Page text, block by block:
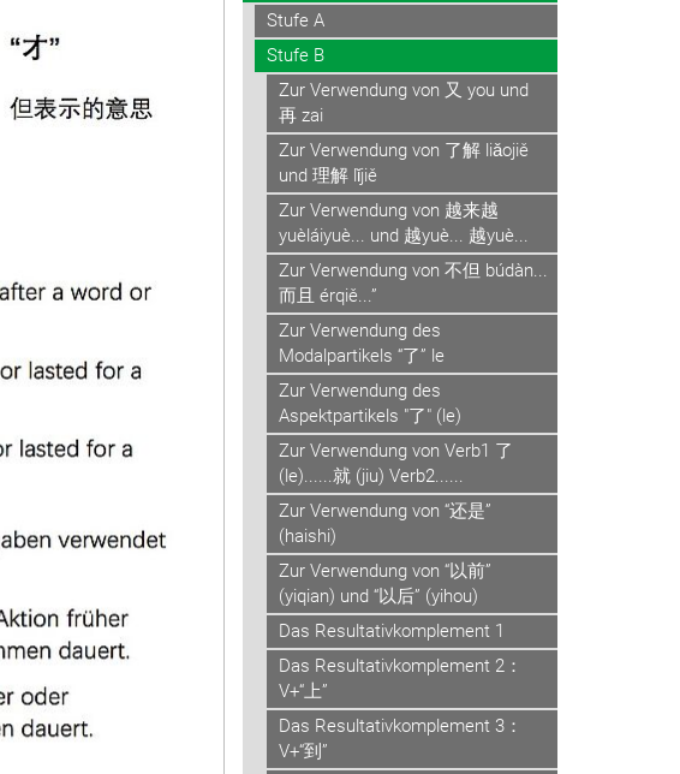
Stufe A
Stufe B
Zur Verwendung von 又 you und
再 zai
Zur Verwendung von 了解 liǎojiě
und 理解 lǐjiě
Zur Verwendung von 越来越
yuèláiyuè... und 越yuè... 越yuè...
Zur Verwendung von 不但 búdàn...
而且 érqiě...”
Zur Verwendung des
Modalpartikels “了” le
Zur Verwendung des
Aspektpartikels "了" (le)
Zur Verwendung von Verb1 了
(le)......就 (jiu) Verb2......
Zur Verwendung von “还是”
(haishi)
Zur Verwendung von “以前”
(yiqian) und “以后” (yihou)
Das Resultativkomplement 1
Das Resultativkomplement 2：
V+“上”
Das Resultativkomplement 3：
V+“到”